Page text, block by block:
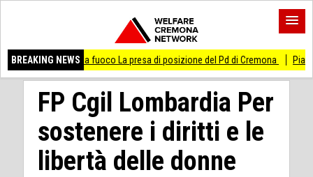
BREAKING NEWS
si da fuoco La presa di posizione del Pd di Cremona Piadena Drizzona
FP Cgil Lombardia Per
sostenere i diritti e le
libertà delle donne